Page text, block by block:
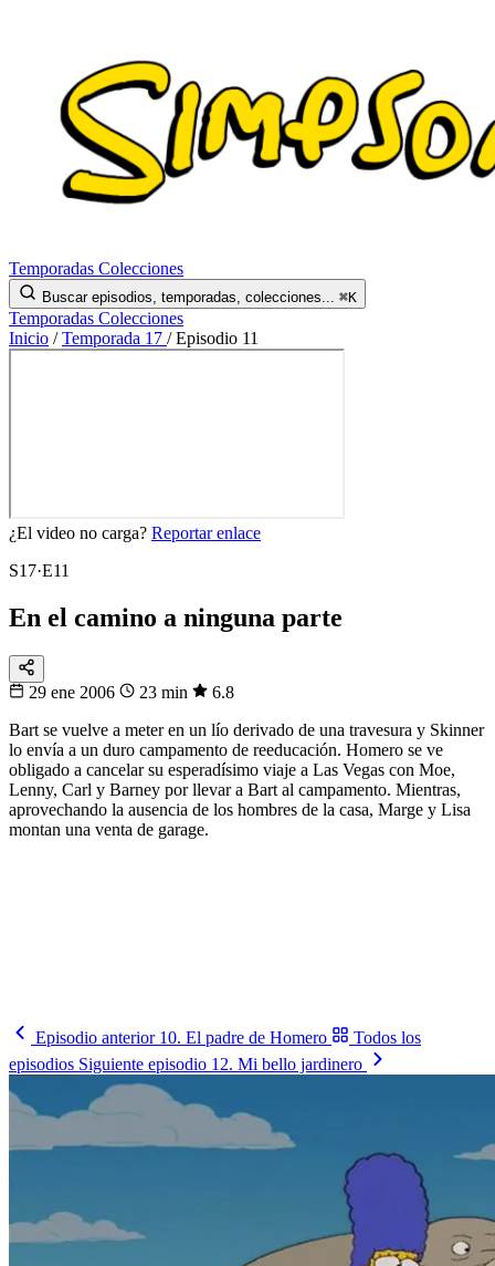
Temporadas Colecciones
Buscar episodios, temporadas, colecciones... ⌘K
Temporadas Colecciones
Inicio / Temporada 17 / Episodio 11
¿El video no carga? Reportar enlace
S17·E11
En el camino a ninguna parte
29 ene 2006 23 min
6.8
Bart se vuelve a meter en un lío derivado de una travesura y Skinner
lo envía a un duro campamento de reeducación. Homero se ve
obligado a cancelar su esperadísimo viaje a Las Vegas con Moe,
Lenny, Carl y Barney por llevar a Bart al campamento. Mientras,
aprovechando la ausencia de los hombres de la casa, Marge y Lisa
montan una venta de garage.
Episodio anterior 10. El padre de Homero
Todos los
episodios Siguiente episodio 12. Mi bello jardinero